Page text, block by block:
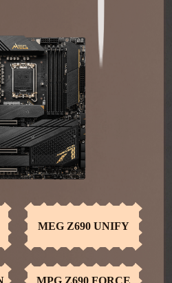
MEG Z690 UNIFY
MEG CORELIQUID
K240